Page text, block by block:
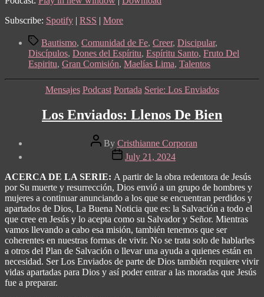
Subscribe: Spotify | RSS | More
TagsBautismo, Comunidad de Fe, Creer, Discipular,
Discípulos, Dones del Espíritu, Espíritu Santo, Fruto Del
Espiritu, Gran Comisión, Maelías Lima, Talentos
Categories
Mensajes Podcast Portada Serie: Los Enviados
Los Enviados: Llenos De Bien
Post
author
By Cristhianne Corporan
Post
date
July 21, 2024
ACERCA DE LA SERIE: A partir de la obra redentora de Jesús
por Su muerte y resurrección, Dios envió a un grupo de hombres y
mujeres a continuar anunciando a los que se encuentran perdidos y
apartados de Dios, La Buena Noticia que es: la Salvación a todo el
que cree en Jesús y lo acepta como su Salvador y Señor. Mientras
vamos llevando a cabo esa misión, también tenemos que ser
coherentes en nuestras formas de vivir. No se trata solo de hablarles
a otros del Plan de Salvación o llevar una ayuda a quienes están en
necesidad. Ser Los Enviados de parte de Dios también requiere vivir
vidas apartadas para Dios y así poder entrar a las moradas que Jesús
fue a preparar.